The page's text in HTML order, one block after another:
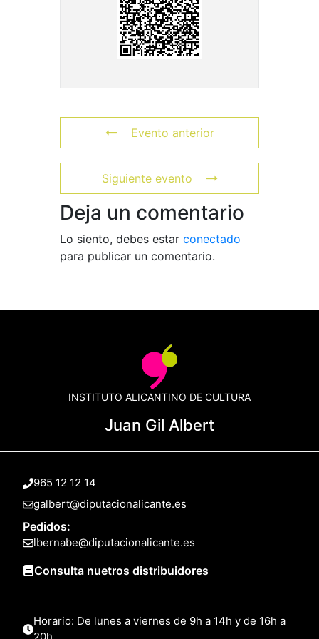
Evento anterior
Siguiente evento
Deja un comentario
Lo siento, debes estar conectado
para publicar un comentario.
INSTITUTO ALICANTINO DE CULTURA
Juan Gil Albert
965 12 12 14
galbert@diputacionalicante.es
Pedidos:
lbernabe@diputacionalicante.es
Consulta nuetros distribuidores
Horario: De lunes a viernes de 9h a 14h y de 16h a